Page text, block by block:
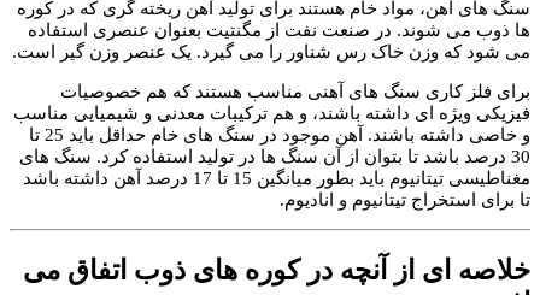
سنگ های آهن، مواد خام هستند برای تولید آهن ریخته گری که در کوره
ها ذوب می شوند. در صنعت نفت از مگنتیت بعنوان عنصری استفاده
می شود که وزن خاک رس شناور را می گیرد. یک عنصر وزن گیر است.
برای فلز کاری سنگ های آهنی مناسب هستند که هم خصوصیات
فیزیکی ویژه ای داشته باشند، و هم ترکیبات معدنی و شیمیایی مناسب
و خاصی داشته باشند. آهن موجود در سنگ های خام حداقل باید 25 تا
30 درصد باشد تا بتوان از آن سنگ ها در تولید استفاده کرد. سنگ های
مغناطیسی تیتانیوم باید بطور میانگین 15 تا 17 درصد آهن داشته باشد
تا برای استخراج تیتانیوم و انادیوم.
خلاصه ای از آنچه در کوره های ذوب اتفاق می